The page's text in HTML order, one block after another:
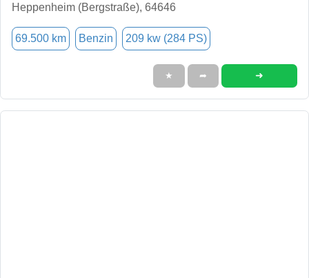
Heppenheim (Bergstraße), 64646
69.500 km Benzin 209 kw (284 PS)
★ ➦ ➜